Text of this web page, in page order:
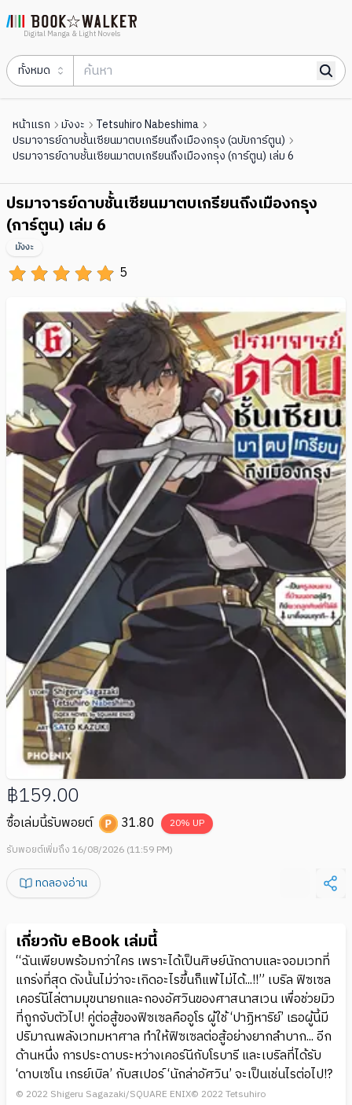
Digital Manga & Light Novels
ทั้งหมด
หน้าแรก มังงะ
Tetsuhiro Nabeshima
ปรมาจารย์ดาบชั้นเซียนมาตบเกรียนถึงเมืองกรุง (ฉบับการ์ตูน)
ปรมาจารย์ดาบชั้นเซียนมาตบเกรียนถึงเมืองกรุง (การ์ตูน) เล่ม 6
ปรมาจารย์ดาบชั้นเซียนมาตบเกรียนถึงเมืองกรุง
(การ์ตูน) เล่ม 6
5
มังงะ
฿159.00
ซื้อเล่มนี้รับพอยต์ 31.80 20% UP
รับพอยต์เพิ่มถึง 16/08/2026 (11:59 PM)
ทดลองอ่าน
เกี่ยวกับ eBook เล่มนี้
“ฉันเพียบพร้อมกว่าใคร เพราะได้เป็นศิษย์นักดาบและจอมเวทที่
แกร่งที่สุด ดังนั้นไม่ว่าจะเกิดอะไรขึ้นก็แพ้ไม่ได้...!!” เบริล ฟิซเซล
เคอร์นีไล่ตามมุขนายกและกองอัศวินของศาสนาสเวน เพื่อช่วยมิว
ที่ถูกจับตัวไป! คู่ต่อสู้ของฟิซเซลคืออูโร ผู้ใช้ ‘ปาฏิหาริย์’ เธอผู้นี้มี
ปริมาณพลังเวทมหาศาล ทำให้ฟิซเซลต่อสู้อย่างยากลำบาก... อีก
ด้านหนึ่ง การประดาบระหว่างเคอร์นีกับโรบารี และเบริลที่ได้รับ
‘ดาบเซโน เกรย์เบิล’ กับสเปอร์ ‘นักล่าอัศวิน’ จะเป็นเช่นไรต่อไป!?
© 2022 Shigeru Sagazaki/SQUARE ENIX© 2022 Tetsuhiro